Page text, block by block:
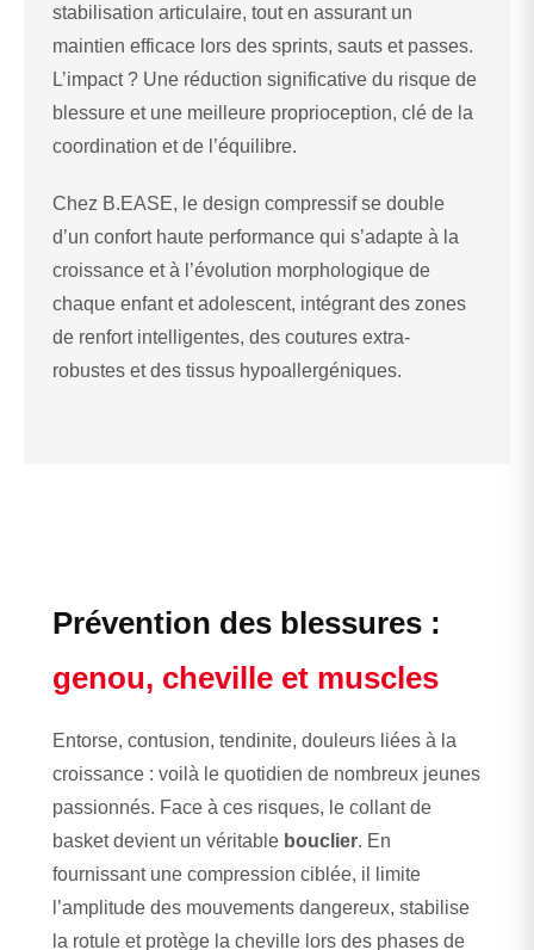
stabilisation articulaire, tout en assurant un
maintien efficace lors des sprints, sauts et passes.
L’impact ? Une réduction significative du risque de
blessure et une meilleure proprioception, clé de la
coordination et de l’équilibre.
Chez B.EASE, le design compressif se double
d’un confort haute performance qui s’adapte à la
croissance et à l’évolution morphologique de
chaque enfant et adolescent, intégrant des zones
de renfort intelligentes, des coutures extra-
robustes et des tissus hypoallergéniques.
Prévention des blessures :
genou, cheville et muscles
Entorse, contusion, tendinite, douleurs liées à la
croissance : voilà le quotidien de nombreux jeunes
passionnés. Face à ces risques, le collant de
basket devient un véritable bouclier. En
fournissant une compression ciblée, il limite
l’amplitude des mouvements dangereux, stabilise
la rotule et protège la cheville lors des phases de